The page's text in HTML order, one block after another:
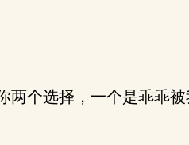
个选择，一个是乖乖